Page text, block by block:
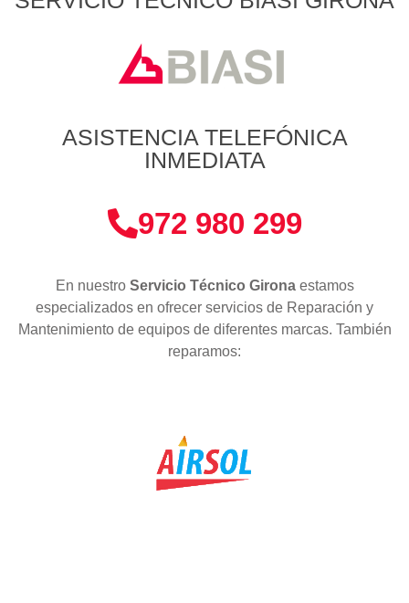
ASISTENCIA TELEFÓNICA
INMEDIATA
972 980 299
En nuestro Servicio Técnico Girona estamos
especializados en ofrecer servicios de Reparación y
Mantenimiento de equipos de diferentes marcas. También
reparamos: